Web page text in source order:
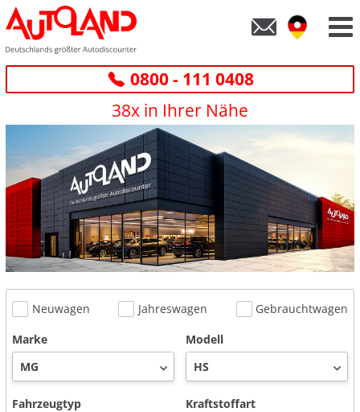
0800 - 111 0408
38x in Ihrer Nähe
Neuwagen Jahreswagen
Gebrauchtwagen
Marke
Modell
Fahrzeugtyp Kraftstoffart